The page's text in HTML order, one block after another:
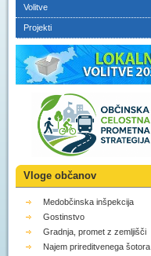
Volitve
Projekti
Vloge občanov
Medobčinska inšpekcija
Gostinstvo
Gradnja, promet z zemljišči
Najem prireditvenega šotora